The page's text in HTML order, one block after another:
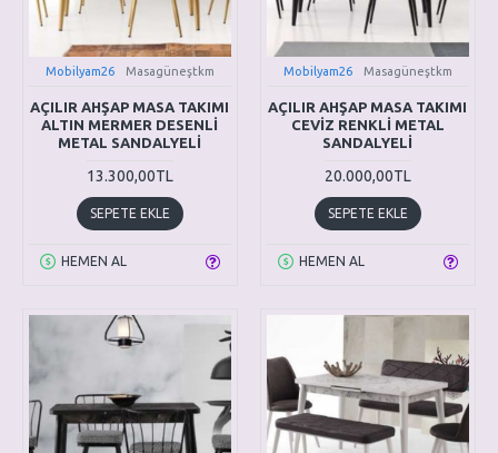
Mobilyam26 Masagüneştkm
AÇILIR AHŞAP MASA TAKIMI
ALTIN MERMER DESENLİ
METAL SANDALYELİ
13.300,00TL
SEPETE EKLE
HEMEN AL
Mobilyam26 Masagüneştkm
AÇILIR AHŞAP MASA TAKIMI
CEVİZ RENKLİ METAL
SANDALYELİ
20.000,00TL
SEPETE EKLE
HEMEN AL